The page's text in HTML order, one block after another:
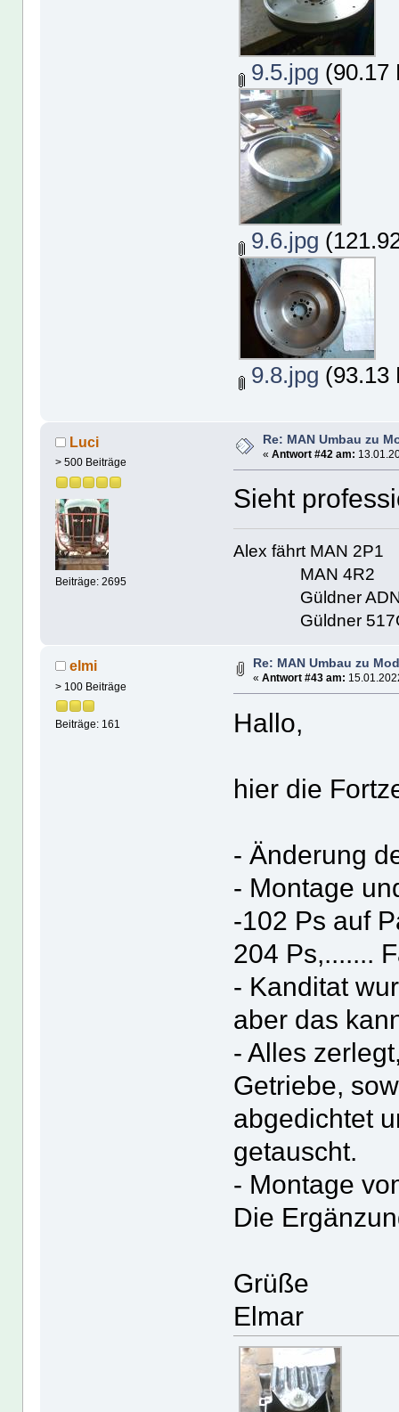
9.5.jpg (90.17
9.6.jpg
9.8.jpg (93.13
Luci
> 500 Beiträge
Beiträge: 2695
Re: MAN Umbau zu
« Antwort #42 am:
Sieht
Alex fährt MAN 2P1
MAN 4R2
Güldner ADN
Güldner
elmi
> 100 Beiträge
Beiträge: 161
Re: MAN Umbau zu
« Antwort #43 am:
Hallo,
hier die
- Änderung
- Montage
-102 Ps auf
204 Ps,.......
- Kanditat
aber das
- Alles
Getriebe,
abgedichtet
getauscht.
- Montage
Die
Grüße
Elmar